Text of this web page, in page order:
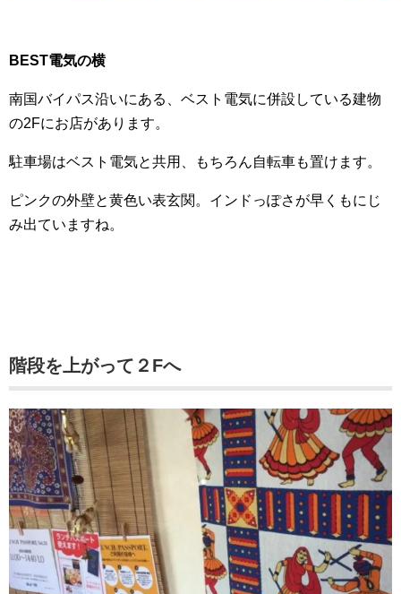
BEST電気の横
南国バイパス沿いにある、ベスト電気に併設している建物
の2Fにお店があります。
駐車場はベスト電気と共用、もちろん自転車も置けます。
ピンクの外壁と黄色い表玄関。インドっぽさが早くもにじ
み出ていますね。
階段を上がって２Fへ